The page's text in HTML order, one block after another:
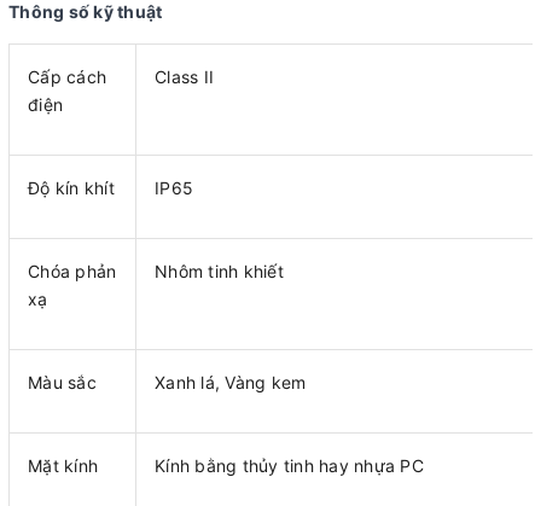
Thông số kỹ thuật
Cấp cách
điện
Class II
Độ kín khít IP65
Chóa phản
xạ
Nhôm tinh khiết
Màu sắc Xanh lá, Vàng kem
Mặt kính Kính bằng thủy tinh hay nhựa PC